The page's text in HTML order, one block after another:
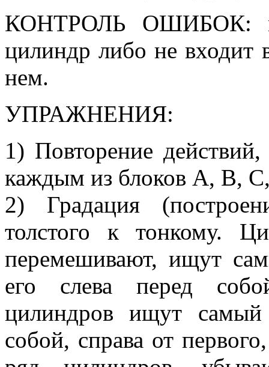
КОНТРОЛЬ ОШИБОК:
цилиндр либо не входит
нем.
УПРАЖНЕНИЯ:
1) Повторение
каждым из блоков А, В, С,
2) Градация
толстого к тонкому.
перемешивают, ищут
его слева перед
цилиндров ищут самый
собой, справа от